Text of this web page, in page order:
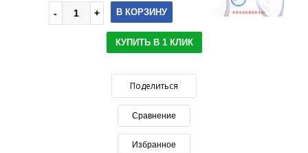
В КОРЗИНУ
КУПИТЬ В 1 КЛИК
Поделиться
Сравнение
Избранное